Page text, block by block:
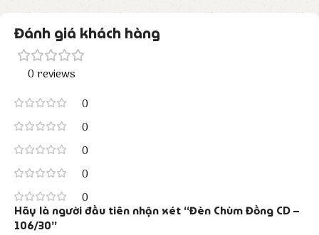
Đánh giá khách hàng
0 reviews
0
0
0
0
0
Hãy là người đầu tiên nhận xét “Đèn Chùm Đồng CD –
106/30”